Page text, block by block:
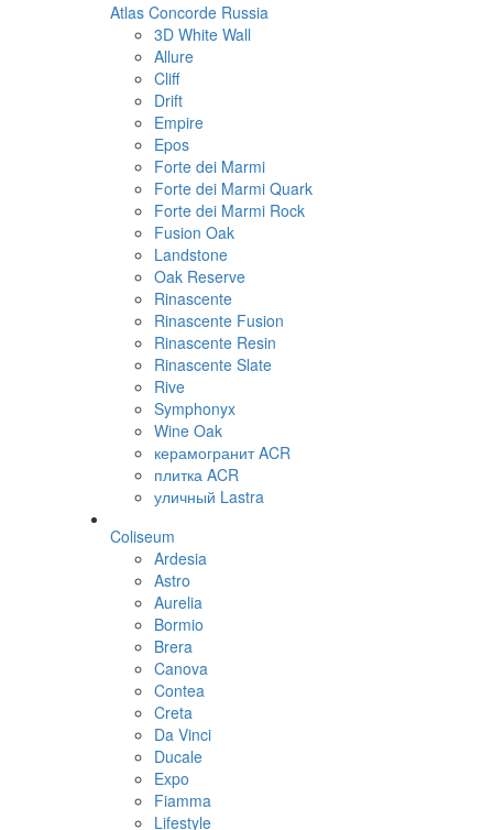
Atlas Concorde Russia
3D White Wall
Allure
Cliff
Drift
Empire
Epos
Forte dei Marmi
Forte dei Marmi Quark
Forte dei Marmi Rock
Fusion Oak
Landstone
Oak Reserve
Rinascente
Rinascente Fusion
Rinascente Resin
Rinascente Slate
Rive
Symphonyx
Wine Oak
керамогранит ACR
плитка ACR
уличный Lastra
Coliseum
Ardesia
Astro
Aurelia
Bormio
Brera
Canova
Contea
Creta
Da Vinci
Ducale
Expo
Fiamma
Lifestyle